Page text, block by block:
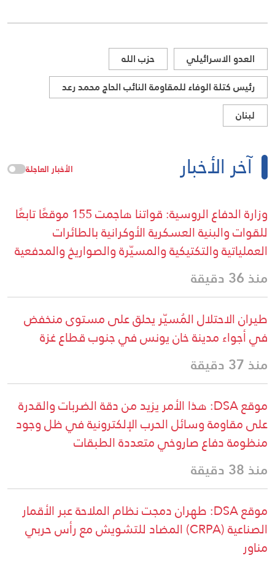
العدو الاسرائيلي
حزب الله
رئيس كتلة الوفاء للمقاومة النائب الحاج محمد رعد
لبنان
آخر الأخبار الأخبار العاجلة
وزارة الدفاع الروسية: قواتنا هاجمت 155 موقعًا تابعًا
للقوات والبنية العسكرية الأوكرانية بالطائرات
العملياتية والتكتيكية والمسيّرة والصواريخ والمدفعية
منذ 36 دقيقة
طيران الاحتلال المُسيّر يحلق على مستوى منخفض
في أجواء مدينة خان يونس في جنوب قطاع غزة
منذ 37 دقيقة
موقع DSA: هذا الأمر يزيد من دقة الضربات والقدرة
على مقاومة وسائل الحرب الإلكترونية في ظل وجود
منظومة دفاع صاروخي متعددة الطبقات
منذ 38 دقيقة
موقع DSA: طهران دمجت نظام الملاحة عبر الأقمار
الصناعية (CRPA) المضاد للتشويش مع رأس حربي
مناور